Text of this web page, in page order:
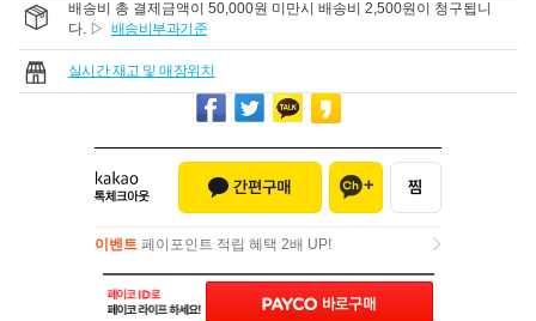
배송비 총 결제금액이 50,000원 미만시 배송비 2,500원이 청구됩니
다. ▷ 배송비부과기준
실시간 재고 및 매장위치
이벤트 페이포인트 적립 혜택 2배 UP!
이벤트페이포인트 적립 혜택 2배 UP!